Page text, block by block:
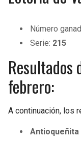
Número
Serie: 215
Resultados
febrero:
A continuación, los
Antioqueñita